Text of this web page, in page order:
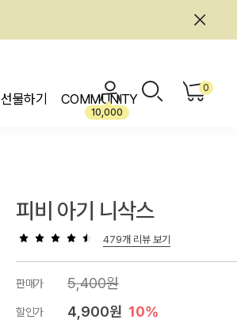
선물하기 COMMUNITY
10,000
0
피비 아기 니삭스
479개 리뷰 보기
판매가 5,400원
할인가 4,900원 10%